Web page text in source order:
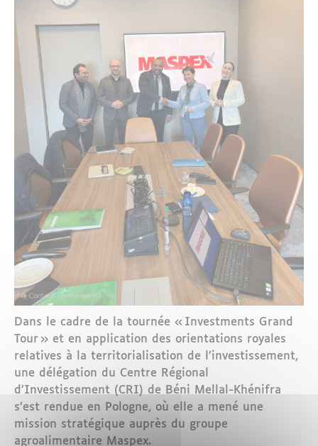
Dans le cadre de la tournée « Investments Grand
Tour » et en application des orientations royales
relatives à la territorialisation de l’investissement,
une délégation du Centre Régional
d’Investissement (CRI) de Béni Mellal-Khénifra
s’est rendue en Pologne, où elle a mené une
mission stratégique auprès du groupe
agroalimentaire Maspex.